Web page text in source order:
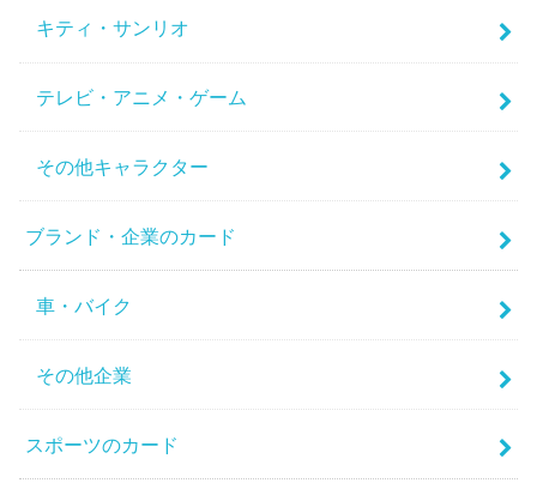
キティ・サンリオ
テレビ・アニメ・ゲーム
その他キャラクター
ブランド・企業のカード
車・バイク
その他企業
スポーツのカード